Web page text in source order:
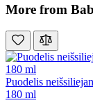
More from
Puodelis
180 ml